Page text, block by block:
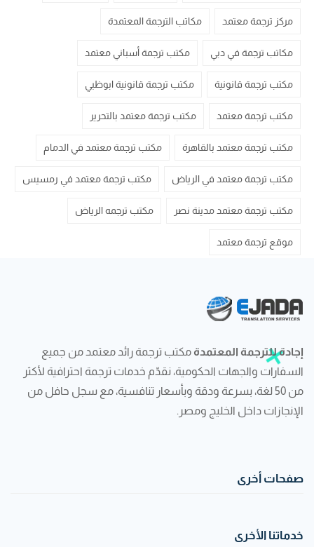
مركز ترجمة معتمد مكاتب الترجمة المعتمدة
مكاتب ترجمة في دبي مكتب ترجمة أسباني معتمد
مكتب ترجمة قانونية مكتب ترجمة قانونية ابوظبي
مكتب ترجمة معتمد مكتب ترجمة معتمد بالتحرير
مكتب ترجمة معتمد بالقاهرة مكتب ترجمة معتمد في الدمام
مكتب ترجمة معتمد في الرياض مكتب ترجمة معتمد في رمسيس
مكتب ترجمة معتمد مدينة نصر مكتب ترجمه الرياض
موقع ترجمة معتمد
إجادة للترجمة المعتمدة مكتب ترجمة رائد معتمد من جميع
السفارات والجهات الحكومية، نقدّم خدمات ترجمة احترافية لأكثر
من 50 لغة، بسرعة ودقة وبأسعار تنافسية، مع سجل حافل من
الإنجازات داخل الخليج ومصر.
صفحات أخرى
خدماتنا الأخرى